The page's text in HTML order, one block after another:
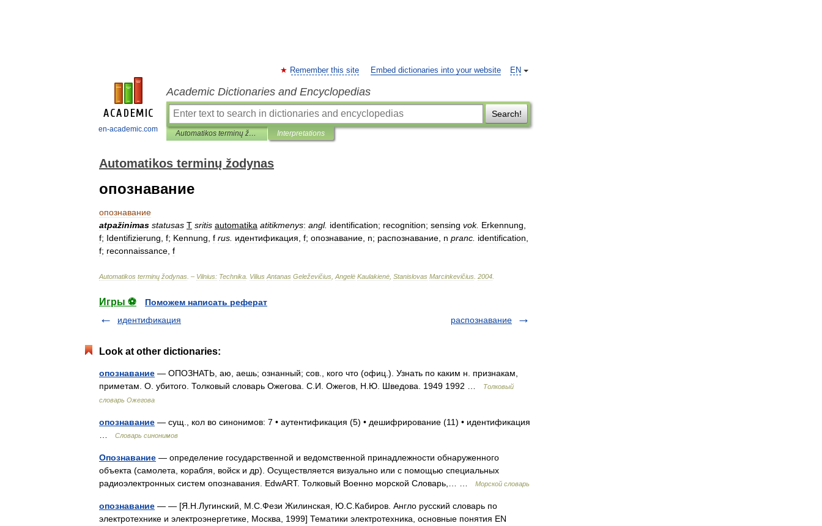
en-academic.com
EN
Remember this site Embed dictionaries into your website
Academic Dictionaries and Encyclopedias
Search!
Automatikos terminų žodynas Interpretations
Automatikos terminų žodynas
опознавание
опознавание
atpažinimas statusas T sritis automatika atitikmenys: angl. identification; recognition; sensing vok. Erkennung
f; Identifizierung f; Kennung f rus идентификация f; опознавание n; распознавание n pranc identification
f; reconnaissance f
Automatikos terminų žodynas . – Vilnius: Technika Vilius Antanas Geleževičius Angelė Kaulakienė Stanislovas Marcinkevičius 2004
Игры ⚽
Поможем написать реферат
идентификация
распознавание
Look at other dictionaries:
опознавание — ОПОЗНАТЬ, аю, аешь; ознанный; сов., кого что (офиц.). Узнать по каким н. признакам,
приметам. О. убитого. Толковый словарь Ожегова. С.И. Ожегов, Н.Ю. Шведова. 1949 1992 …
Толковый
словарь Ожегова
опознавание — сущ., кол во синонимов: 7 • аутентификация (5) • дешифрирование (11) • идентификация
Словарь синонимов
Опознавание — определение государственной и ведомственной принадлежности обнаруженного
объекта (самолета, корабля, войск и др). Осуществляется визуально или с помощью специальных
радиоэлектронных систем опознавания. EdwART. Толковый Военно морской Словарь,… …
Морской словарь
опознавание — — [Я.Н.Лугинский, М.С.Фези Жилинская, Ю.С.Кабиров. Англо русский словарь по
электротехнике и электроэнергетике, Москва, 1999] Тематики электротехника, основные понятия EN